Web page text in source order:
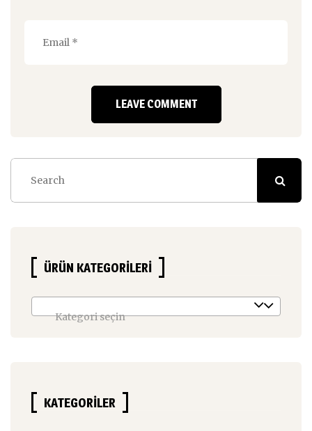
ÜRÜN KATEGORILERI
Kategori seçin
KATEGORILER